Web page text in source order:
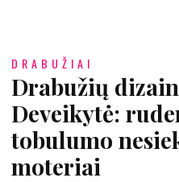
DRABUŽIAI
Drabužių
Deveikytė:
tobulumo
moteriai